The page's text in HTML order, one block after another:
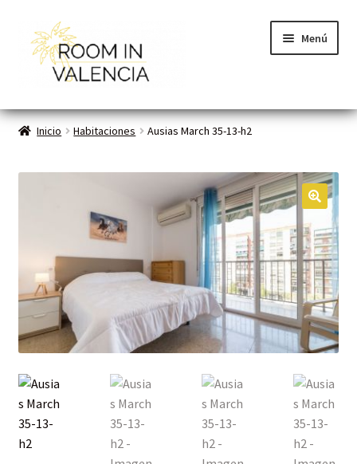
Menú
Inicio
Planes VLC
Mi cuenta
Inicio Habitaciones Ausias March 35-13-h2